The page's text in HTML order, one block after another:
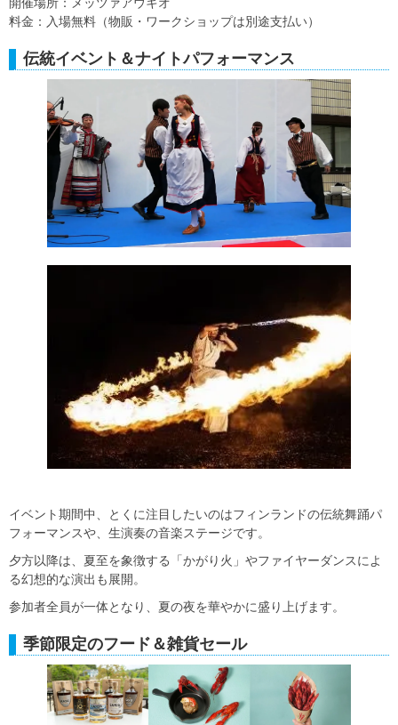
料金：入場無料（物販・ワークショップは別途支払い）
伝統イベント＆ナイトパフォーマンス
イベント期間中、とくに注目したいのはフィンランドの伝統舞踊パ
フォーマンスや、生演奏の音楽ステージです。
夕方以降は、夏至を象徴する「かがり火」やファイヤーダンスによ
る幻想的な演出も展開。
参加者全員が一体となり、夏の夜を華やかに盛り上げます。
季節限定のフード＆雑貨セール